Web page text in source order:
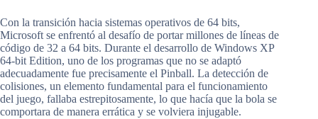
Con la transición hacia sistemas operativos de 64 bits,
Microsoft se enfrentó al desafío de portar millones de líneas de
código de 32 a 64 bits. Durante el desarrollo de Windows XP
64-bit Edition, uno de los programas que no se adaptó
adecuadamente fue precisamente el Pinball. La detección de
colisiones, un elemento fundamental para el funcionamiento
del juego, fallaba estrepitosamente, lo que hacía que la bola se
comportara de manera errática y se volviera injugable.